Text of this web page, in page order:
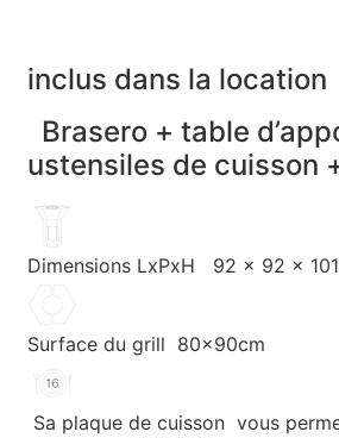
inclus dans la location
Brasero + table
ustensiles de cuisson
Dimensions LxPxH 92 x 92 x
Surface du grill 80x90cm
Sa plaque de cuisson vous